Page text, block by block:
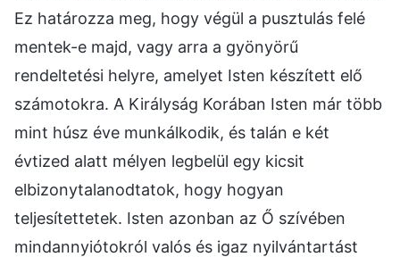
Ez határozza meg, hogy végül a pusztulás felé
mentek-e majd, vagy arra a gyönyörű
rendeltetési helyre, amelyet Isten készített elő
számotokra. A Királyság Korában Isten már több
mint húsz éve munkálkodik, és talán e két
évtized alatt mélyen legbelül egy kicsit
elbizonytalanodtatok, hogy hogyan
teljesítettetek. Isten azonban az Ő szívében
mindannyiótokról valós és igaz nyilvántartást